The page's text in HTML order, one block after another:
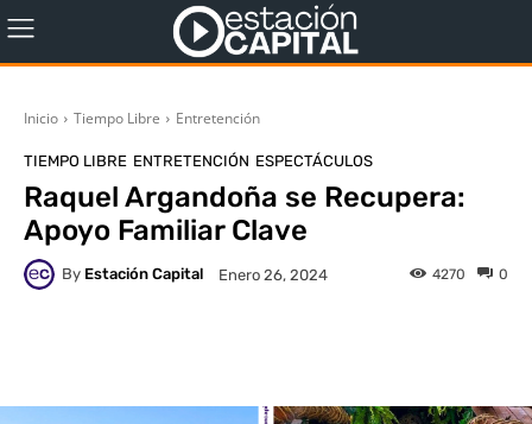
Inicio Tiempo Libre Entretención
TIEMPO LIBRE ENTRETENCIÓN ESPECTÁCULOS
Raquel Argandoña se Recupera:
Apoyo Familiar Clave
By Estación Capital Enero 26, 2024 0
4270